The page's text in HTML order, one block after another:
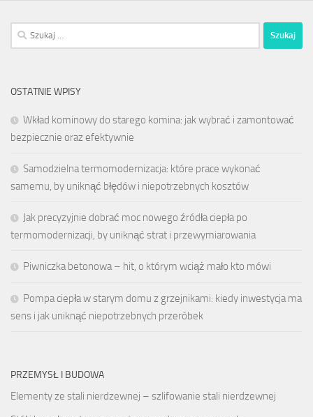
Szukaj:
OSTATNIE WPISY
Wkład kominowy do starego komina: jak wybrać i zamontować
bezpiecznie oraz efektywnie
Samodzielna termomodernizacja: które prace wykonać
samemu, by uniknąć błędów i niepotrzebnych kosztów
Jak precyzyjnie dobrać moc nowego źródła ciepła po
termomodernizacji, by uniknąć strat i przewymiarowania
Piwniczka betonowa – hit, o którym wciąż mało kto mówi
Pompa ciepła w starym domu z grzejnikami: kiedy inwestycja ma
sens i jak uniknąć niepotrzebnych przeróbek
PRZEMYSŁ I BUDOWA
Elementy ze stali nierdzewnej – szlifowanie stali nierdzewnej